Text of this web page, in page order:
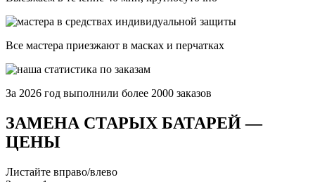
Все мастера приезжают в масках и перчатках
За 2026 год выполнили более 2000 заказов
ЗАМЕНА СТАРЫХ БАТАРЕЙ —
ЦЕНЫ
Листайте вправо/влево